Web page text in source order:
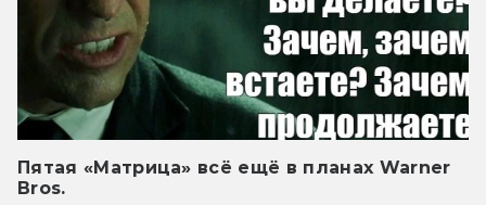
Пятая «Матрица» всё ещё в планах Warner
Bros.